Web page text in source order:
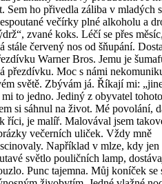
Sem ho přivedla záliba v mladých
večírky plné alkoholu a
zvané koks. Léčí se přes
stále červený nos od šňupání.
Warner Bros. Jemu je
přezdívku. Moc s námi
světě. Zbývám já. Říkají mi:
mi to jedno. Jediný z obyvatel
si sáhnul na život. Mé povolání,
říci, je malíř. Malovával jsem
večerních uliček. Vždy mně
Například v mlze, kdy jen
světlo pouličních lamp,
Punc tajemna. Můj koníček se